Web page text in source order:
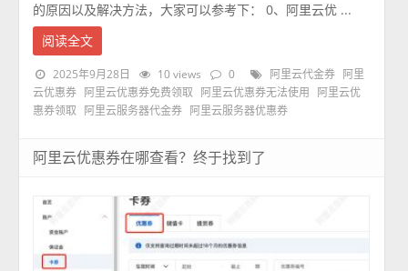
的原因以及解决方法，大家可以参考下： 0、阿里云优 ...
阅读全文
2025年9月28日 10 views 0 阿里云代金券
阿里
云优惠券
阿里云优惠券免费领取 阿里云优惠券无法使用
阿里云优
惠券领取
阿里云服务器代金券 阿里云服务器优惠券
阿里云优惠券在哪查看？终于找到了